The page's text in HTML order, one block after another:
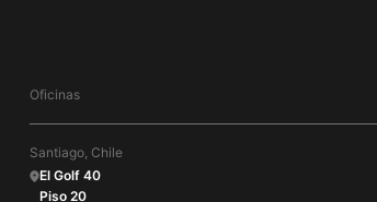
Oficinas
Santiago, Chile
El Golf 40
Piso 20